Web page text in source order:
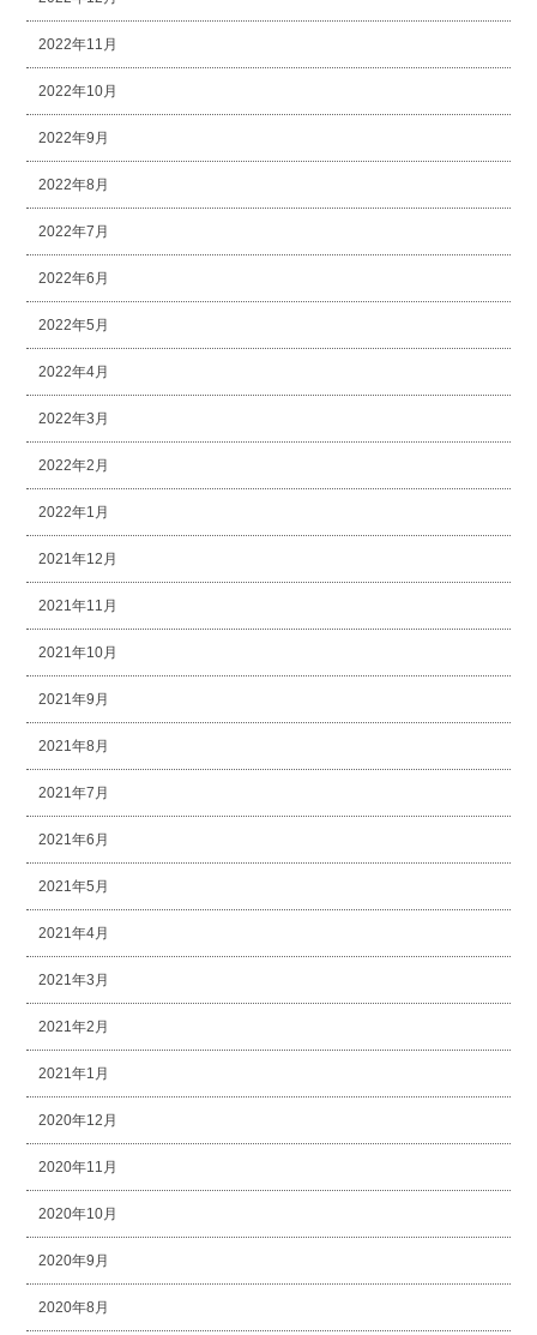
2022年11月
2022年10月
2022年9月
2022年8月
2022年7月
2022年6月
2022年5月
2022年4月
2022年3月
2022年2月
2022年1月
2021年12月
2021年11月
2021年10月
2021年9月
2021年8月
2021年7月
2021年6月
2021年5月
2021年4月
2021年3月
2021年2月
2021年1月
2020年12月
2020年11月
2020年10月
2020年9月
2020年8月